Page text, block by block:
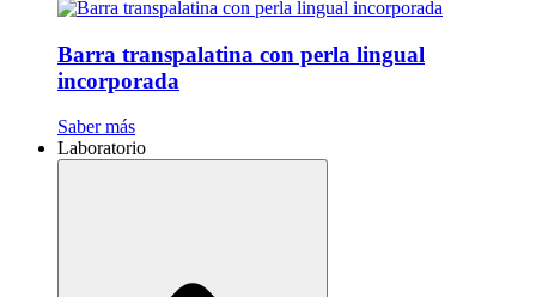
Barra transpalatina con perla lingual
incorporada
Saber más
Laboratorio